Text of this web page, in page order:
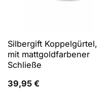
Silbergift Koppelgürtel,
mit mattgoldfarbener
Schließe
39,95 €